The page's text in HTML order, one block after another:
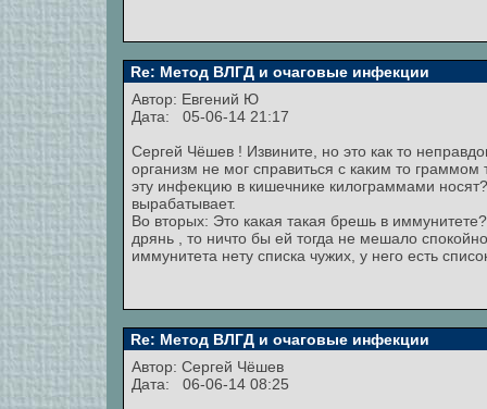
Re: Метод ВЛГД и очаговые инфекции
Автор: Евгений Ю
Дата: 05-06-14 21:17
Сергей Чёшев ! Извините, но это как то
организм не мог справиться с каким то
эту инфекцию в кишечнике килограммами
вырабатывает.
Во вторых: Это какая такая брешь в
дрянь , то ничто бы ей тогда не мешало
иммунитета нету списка чужих, у него есть
Re: Метод ВЛГД и очаговые инфекции
Автор: Сергей Чёшев
Дата: 06-06-14 08:25